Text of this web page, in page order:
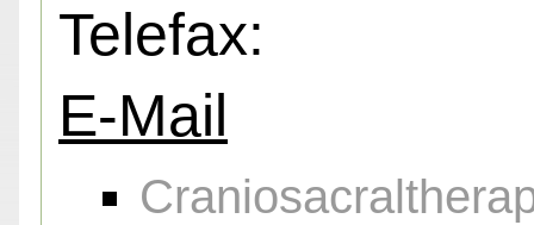
Telefax:
E-Mail